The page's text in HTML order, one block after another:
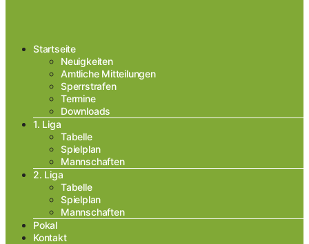
Startseite
Neuigkeiten
Amtliche Mitteilungen
Sperrstrafen
Termine
Downloads
1. Liga
Tabelle
Spielplan
Mannschaften
2. Liga
Tabelle
Spielplan
Mannschaften
Pokal
Kontakt